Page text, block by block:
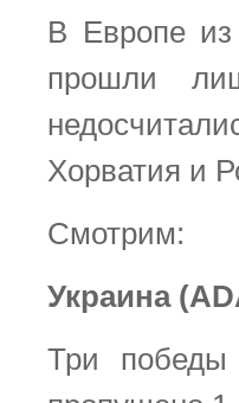
В Европе из
прошли
Хорватия и
Смотрим:
Украина
Три